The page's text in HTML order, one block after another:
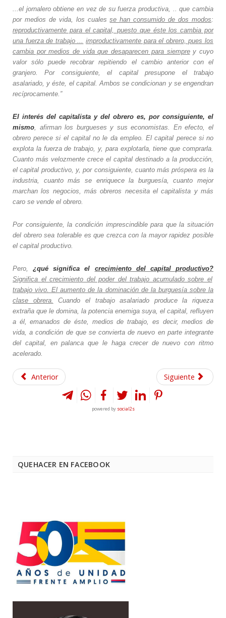
...el jornalero obtiene en vez de su fuerza productiva, .. que cambia
por medios de vida, los cualesse han consumido de dos modos:
reproductivamente para el capital, puesto que éste los cambia por
una fuerza de trabajo ...
improductivamente para el obrero, pues los
cambia por medios de vida que desaparecen para siemprey cuyo
valor sólo puede recobrar repitiendo el cambio anterior con el
granjero. Por consiguiente, el capital presupone el trabajo
asalariado, y éste, el capital. Ambos se condicionan y se engendran
recíprocamente.”
El interés del capitalista y del obrero es, por consiguiente, el
mismo , afirman los burgueses y sus economistas. En efecto, el
obrero perece si el capital no le da empleo. El capital perece si no
explota la fuerza de trabajo, y, para explotarla, tiene que comprarla.
Cuanto más velozmente crece el capital destinado a la producción,
el capital productivo, y, por consiguiente, cuanto más próspera es la
industria, cuanto más se enriquece la burguesía, cuanto mejor
marchan los negocios, más obreros necesita el capitalista y más
caro se vende el obrero.
Por consiguiente, la condición imprescindible para que la situación
del obrero sea tolerable es que crezca con la mayor rapidez posible
el capital productivo.
Pero,¿qué significa el crecimiento del capital productivo?
Significa el crecimiento del poder del trabajo acumulado sobre el
trabajo vivo. El aumento de la dominación de la burguesía sobre la
clase obrera.
Cuando el trabajo asalariado produce la riqueza
extraña que le domina, la potencia enemiga suya, el capital, refluyen
a él, emanados de éste, medios de trabajo, es decir, medios de
vida, a condición de que se convierta de nuevo en parte integrante
del capital, en palanca que le haga crecer de nuevo con ritmo
acelerado.
Anterior Siguiente
powered by social2s
QUEHACER EN FACEBOOK